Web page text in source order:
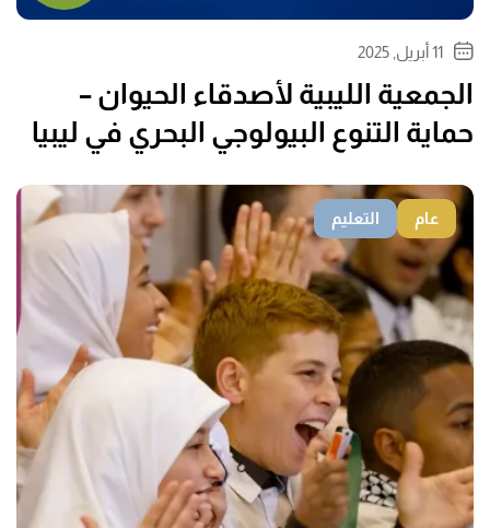
11 أبريل, 2025
الجمعية الليبية لأصدقاء الحيوان –
حماية التنوع البيولوجي البحري في ليبيا
عام التعليم